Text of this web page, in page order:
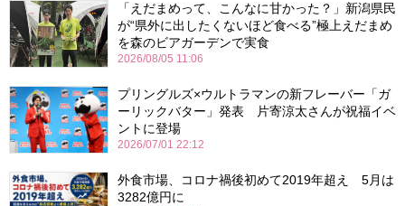
「えだまめって、こんなに甘かった？」新潟県民
が“県外に出したくないほど食べる”極上えだまめ
を森のビアガーデンで実食
2026/08/05 11:06
プリングルズ×ウルトラマンの新フレーバー「ガ
ーリックバター」発表 片寄涼太さんが祝福イベ
ントに登場
2026/07/01 22:12
外食市場、コロナ禍後初めて2019年超え 5月は
3282億円に